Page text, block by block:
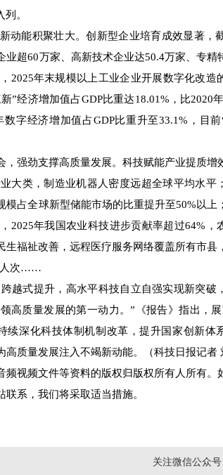
。
能积聚壮大。创新型企业培育成效显著，
超60万家、高新技术企业达50.4万家、专精
2025年末规模以上工业企业开展数字化改造
”经济增加值占GDP比重达18.01%，比2020
字经济增加值占GDP比重升至33.1%，目前
强劲支撑高质量发展。科技赋能产业提质增
大类，制造业机器人密度远超全球平均水平
模占全球新型储能市场的比重提升至50%以上
2025年我国农业科技进步贡献率超过64%，
生福祉改善，远程医疗服务网络覆盖所有市县
人次……
式提升，高水平科技自立自强实现新突破
高质量发展的第一动力。”《报告》指出，
续深化科技体制机制改革，提升国家创新体
质量发展注入不竭新动能。（科技日报记者
视频文件等资料的版权归版权所有人所有。
系，我们将采取适当措施。
关注微信公众号